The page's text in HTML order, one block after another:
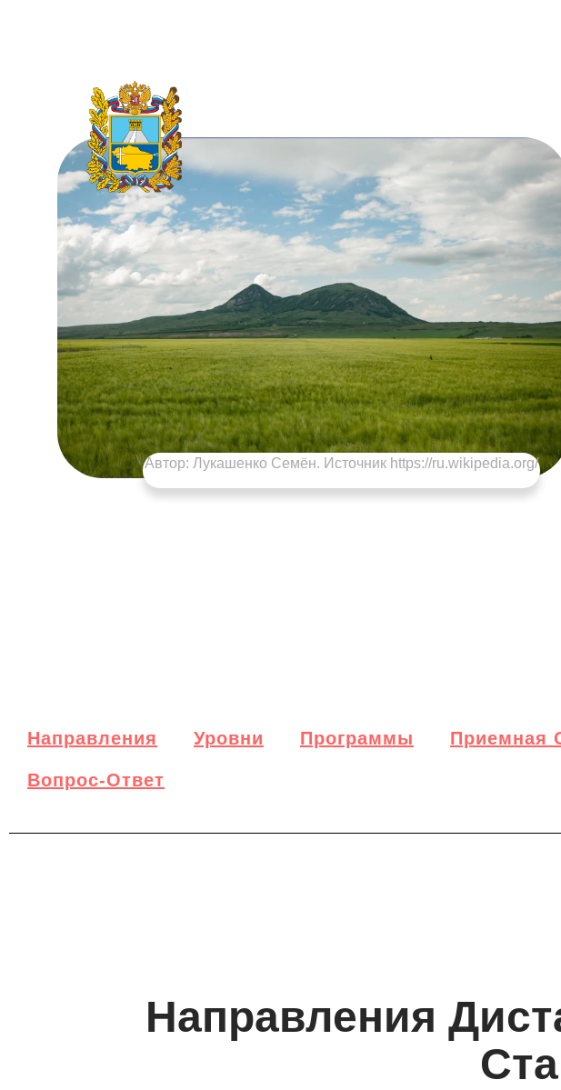
Автор: Лукашенко Семён. Источник https://ru.wikipedia.org/
Направления Уровни Программы Приемная
Вопрос-Ответ
Направления